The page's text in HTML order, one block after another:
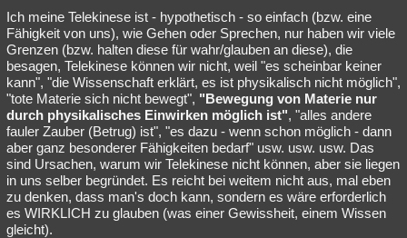
Ich meine Telekinese ist - hypothetisch - so einfach (bzw. eine
Fähigkeit von uns), wie Gehen oder Sprechen, nur haben wir viele
Grenzen (bzw. halten diese für wahr/glauben an diese), die
besagen, Telekinese können wir nicht, weil "es scheinbar keiner
kann", "die Wissenschaft erklärt, es ist physikalisch nicht möglich",
"tote Materie sich nicht bewegt", "Bewegung von Materie nur
durch physikalisches Einwirken möglich ist", "alles andere
fauler Zauber (Betrug) ist", "es dazu - wenn schon möglich - dann
aber ganz besonderer Fähigkeiten bedarf" usw. usw. usw. Das
sind Ursachen, warum wir Telekinese nicht können, aber sie liegen
in uns selber begründet. Es reicht bei weitem nicht aus, mal eben
zu denken, dass man's doch kann, sondern es wäre erforderlich
es WIRKLICH zu glauben (was einer Gewissheit, einem Wissen
gleicht).